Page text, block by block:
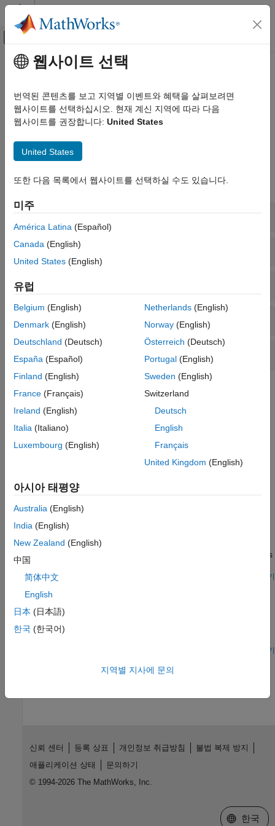
콘텐츠로 바로 가기
오프캔버스 탐색 메뉴 토글
문서 홈
Simscape Fluids
Gas 라이브러리
카테고리
액추에이터
터보기계
파이프 및 피팅
주요 콘텐츠
밸브 및 오리피스
유체 유동 제어를 위한 가변 국소 제한
기체 도메인에서 오리피스와 밸브를 모델링하려면 다음 블록을
Simscape 블록
모두 확장
오리피스
방향 제어 밸브
도움말 항목
Modeling Directional Valves in Simscape Fluids
Selecting and parameterizing directional control valves in
추천 예제
Vacuum Booster
Model, parameterize, and test a vacuum booster. The model is
used to generate the plot between applied and generated forces
for the brake vacuum booster.
모델 열기
Models a hydrogen refueling station. Hydrogen is stored in low-
pressure storage tanks at 200 bar at the station. A 3-stage
intercooled compressor maintains the necessary pressure in a
tanks at 650 bar, and low-pressure tanks at 450 bar. To avoid
모델 열기
이 페이지가 얼마나 도움이 되었습니까?
웹사이트 선택
번역된 콘텐츠를 보고 지역별 이벤트와 혜택을 살펴보려면
웹사이트를 선택하십시오. 현재 계신 지역에 따라 다음
웹사이트를 권장합니다: United States
United States
또한 다음 목록에서 웹사이트를 선택하실 수도 있습니다.
미주
América Latina (Español)
Canada (English)
United States (English)
유럽
Belgium (English)
Denmark (English)
Deutschland (Deutsch)
España (Español)
Finland (English)
France (Français)
Ireland (English)
Italia (Italiano)
Luxembourg (English)
Netherlands(English)
Norway(English)
Österreich (Deutsch)
Portugal(English)
Sweden (English)
Switzerland
Deutsch
English
Français
United Kingdom (English)
아시아 태평양
Australia (English)
India (English)
New Zealand (English)
中国
简体中文
English
日本 (日本語)
한국 (한국어)
지역별 지사에 문의
신뢰 센터 등록 상표 개인정보 취급방침
불법 복제 방지
애플리케이션 상태
문의하기
© 1994-2026 The MathWorks, Inc.
웹사이트
한국